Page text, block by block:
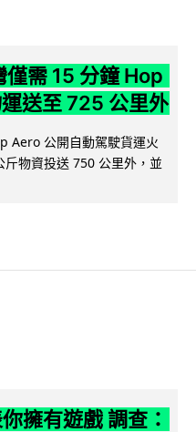
需 15 分鐘 Hop
送至 725 公里外
Aero 公開自動駕駛貨運火
物資投送 750 公里外，並
擁有遊戲 調查：